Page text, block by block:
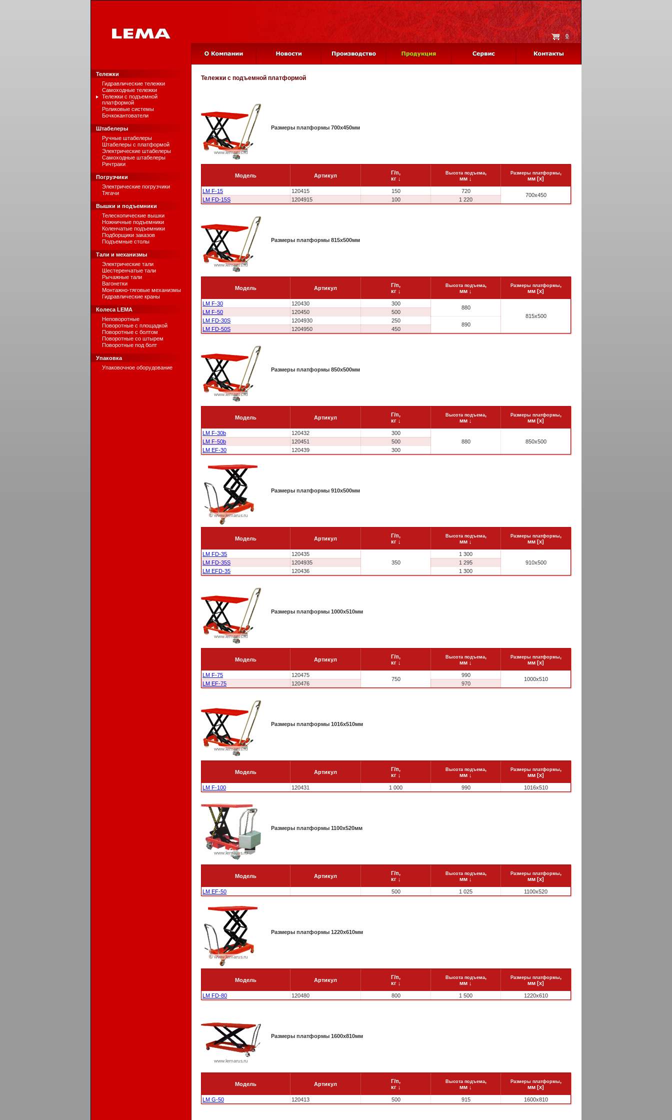
0
Тележки
Гидравлические тележки
Самоходные тележки
Тележки с подъемной
платформой
Роликовые системы
Бочкокантователи
Штабелеры
Ручные штабелеры
Штабелеры с платформой
Электрические штабелеры
Самоходные штабелеры
Ричтраки
Погрузчики
Электрические погрузчики
Тягачи
Вышки и подъемники
Телескопические вышки
Ножничные подъемники
Коленчатые подъемники
Подборщики заказов
Подъемные столы
Тали и механизмы
Электрические тали
Шестеренчатые тали
Рычажные тали
Вагонетки
Монтажно-тяговые механизмы
Гидравлические краны
Колеса LEMA
Неповоротные
Поворотные с площадкой
Поворотные с болтом
Поворотные со штырем
Поворотные под болт
Упаковка
Упаковочное оборудование
Тележки с подъемной платформой
Размеры платформы 700x450мм
Модель Артикул
Г/п,
кг ↓
Высота подъема,
мм ↓
Размеры платформы,
мм [x]
LM F-15 120415 150 720
700x450
LM FD-15S 1204915 100 1 220
Размеры платформы 815x500мм
Модель Артикул
Г/п,
кг ↓
Высота подъема,
мм ↓
Размеры платформы,
мм [x]
LM F-30 120430 300
880
815x500
LM F-50 120450
500
LM FD-30S
1204930 250
890
LM FD-50S 1204950 450
Размеры платформы 850x500мм
Модель Артикул
Г/п,
кг ↓
Высота подъема,
мм ↓
Размеры платформы,
мм [x]
LM F-30b 120432
300
880
850x500
LM F-50b 120451
500
LM EF-30
120439 300
Размеры платформы 910x500мм
Модель Артикул
Г/п,
кг ↓
Высота подъема,
мм ↓
Размеры платформы,
мм [x]
LM FD-35
120435
350
1 300
910x500
LM FD-35S 1204935
1 295
LM EFD-35
120436 1 300
Размеры платформы 1000x510мм
Модель Артикул
Г/п,
кг ↓
Высота подъема,
мм ↓
Размеры платформы,
мм [x]
LM F-75 120475
750
990
1000x510
LM EF-75 120476 970
Размеры платформы 1016x510мм
Модель Артикул
Г/п,
кг ↓
Высота подъема,
мм ↓
Размеры платформы,
мм [x]
LM F-100 120431 1 000 990 1016x510
Размеры платформы 1100x520мм
Модель Артикул
Г/п,
кг ↓
Высота подъема,
мм ↓
Размеры платформы,
мм [x]
LM EF-50 500 1 025 1100x520
Размеры платформы 1220x610мм
Модель Артикул
Г/п,
кг ↓
Высота подъема,
мм ↓
Размеры платформы,
мм [x]
LM FD-80 120480 800 1 500 1220x610
Размеры платформы 1600x810мм
Модель Артикул
Г/п,
кг ↓
Высота подъема,
мм ↓
Размеры платформы,
мм [x]
LM G-50 120413 500 915 1600x810